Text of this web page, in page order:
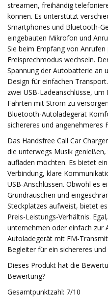
streamen, freihändig
können. Es unterstützt
Smartphones und Bluetooth-
eingebauten Mikrofon und
Sie beim Empfang von
Freisprechmodus wechseln.
Spannung der Autobatterie an
Design für einfachen
zwei USB-Ladeanschlüsse,
Fahrten mit Strom zu
Bluetooth-Autoladegerät
sichereres und angenehmeres
Das Handsfree Call Car
die unterwegs Musik
aufladen möchten. Es bietet
Verbindung, klare
USB-Anschlüssen. Obwohl es
Grundrauschen und
Steckplatzes aufweist, bietet
Preis-Leistungs-Verhältnis.
unternehmen oder einfach zur
Autoladegerät mit FM-
Begleiter für ein sichereres
Dieses Produkt hat die
Bewertung?
Gesamtpunktzahl: 7/10